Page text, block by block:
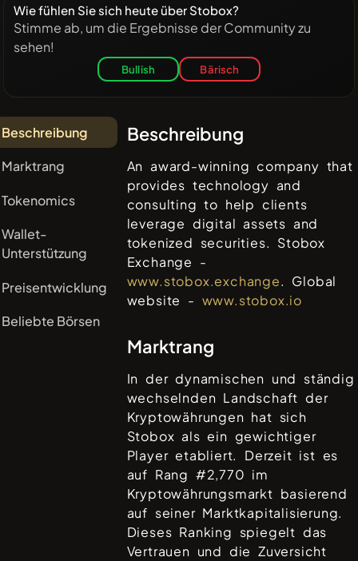
Wie fühlen Sie sich heute über Stobox?
Stimme ab, um die Ergebnisse der Community zu
sehen!
Bullish Bärisch
Beschreibung
Marktrang
Tokenomics
Wallet-
Unterstützung
Preisentwicklung
Beliebte Börsen
Beschreibung
An award-winning company that
provides technology and
consulting to help clients
leverage digital assets and
tokenized securities. Stobox
Exchange -
www.stobox.exchange. Global
website - www.stobox.io
Marktrang
In der dynamischen und ständig
wechselnden Landschaft der
Kryptowährungen hat sich
Stobox als ein gewichtiger
Player etabliert. Derzeit ist es
auf Rang #2,770 im
Kryptowährungsmarkt basierend
auf seiner Marktkapitalisierung.
Dieses Ranking spiegelt das
Vertrauen und die Zuversicht